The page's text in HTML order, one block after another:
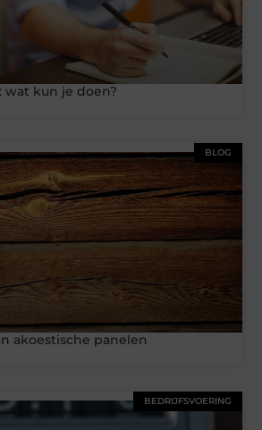
wat kun je doen?
BLOG
akoestische panelen
BEDRIJFSVOERING